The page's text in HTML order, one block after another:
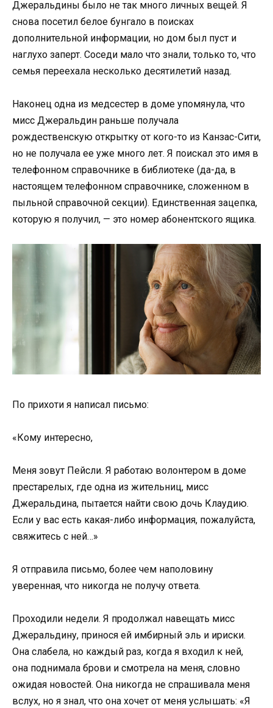
Джеральдины было не так много личных вещей. Я
снова посетил белое бунгало в поисках
дополнительной информации, но дом был пуст и
наглухо заперт. Соседи мало что знали, только то, что
семья переехала несколько десятилетий назад.
Наконец одна из медсестер в доме упомянула, что
мисс Джеральдин раньше получала
рождественскую открытку от кого-то из Канзас-Сити,
но не получала ее уже много лет. Я поискал это имя в
телефонном справочнике в библиотеке (да-да, в
настоящем телефонном справочнике, сложенном в
пыльной справочной секции). Единственная зацепка,
которую я получил, — это номер абонентского ящика.
По прихоти я написал письмо:
«Кому интересно,
Меня зовут Пейсли. Я работаю волонтером в доме
престарелых, где одна из жительниц, мисс
Джеральдина, пытается найти свою дочь Клаудию.
Если у вас есть какая-либо информация, пожалуйста,
свяжитесь с ней…»
Я отправила письмо, более чем наполовину
уверенная, что никогда не получу ответа.
Проходили недели. Я продолжал навещать мисс
Джеральдину, принося ей имбирный эль и ириски.
Она слабела, но каждый раз, когда я входил к ней,
она поднимала брови и смотрела на меня, словно
ожидая новостей. Она никогда не спрашивала меня
вслух, но я знал, что она хочет от меня услышать: «Я